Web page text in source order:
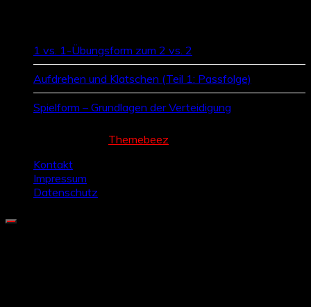
1 vs. 1-Übungsform zum 2 vs. 2
Aufdrehen und Klatschen (Teil 1: Passfolge)
Spielform – Grundlagen der Verteidigung
Themebeez
Kontakt
Impressum
Datenschutz